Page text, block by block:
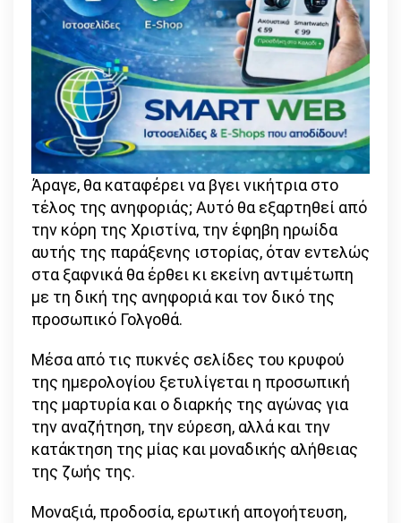
Άραγε, θα καταφέρει να βγει νικήτρια στο
τέλος της ανηφοριάς; Αυτό θα εξαρτηθεί από
την κόρη της Χριστίνα, την έφηβη ηρωίδα
αυτής της παράξενης ιστορίας, όταν εντελώς
στα ξαφνικά θα έρθει κι εκείνη αντιμέτωπη
με τη δική της ανηφοριά και τον δικό της
προσωπικό Γολγοθά.
Μέσα από τις πυκνές σελίδες του κρυφού
της ημερολογίου ξετυλίγεται η προσωπική
της μαρτυρία και ο διαρκής της αγώνας για
την αναζήτηση, την εύρεση, αλλά και την
κατάκτηση της μίας και μοναδικής αλήθειας
της ζωής της.
Μοναξιά, προδοσία, ερωτική απογοήτευση,